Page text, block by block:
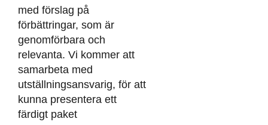
med förslag på
förbättringar, som är
genomförbara och
relevanta. Vi kommer att
samarbeta med
utställningsansvarig, för att
kunna presentera ett
färdigt paket